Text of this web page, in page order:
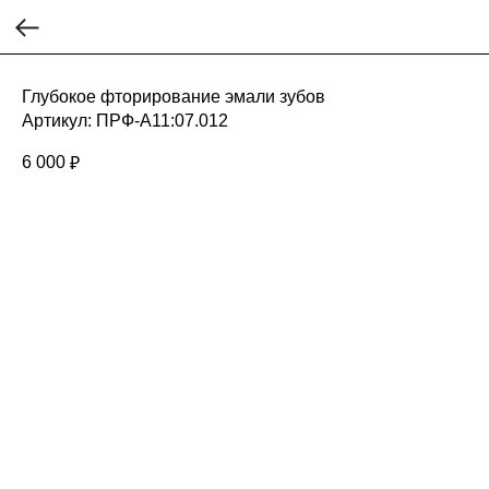
Глубокое фторирование эмали зубов
Артикул: ПРФ-А11:07.012
6 000 ₽